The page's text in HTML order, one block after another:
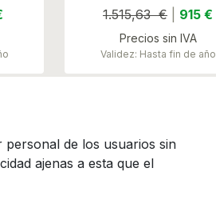
1.515,63 €
915 €
Precios sin IVA
Validez: Hasta fin de año
personal de los usuarios sin
ajenas a esta que el